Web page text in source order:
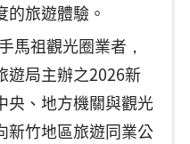
旅遊體驗。
馬祖觀光圈業者，
遊局主辦之2026新
央、地方機關與觀光
新竹地區旅遊同業公